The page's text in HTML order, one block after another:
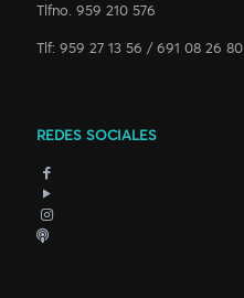
Tlfno. 959 210 576
Tlf: 959 27 13 56 / 691 08 26 80
REDES SOCIALES